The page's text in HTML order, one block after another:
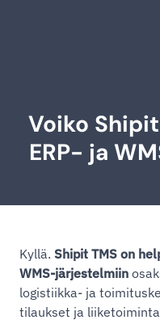
Voiko
ERP- ja
Kyllä. Shipit TMS on
WMS-järjestelmiin
logistiikka- ja
tilaukset ja